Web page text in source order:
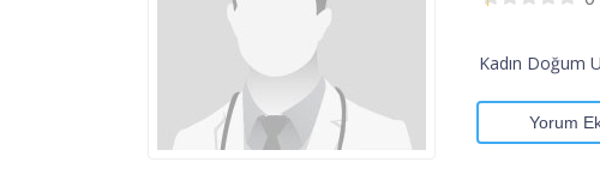
Kadın Doğum
Yorum